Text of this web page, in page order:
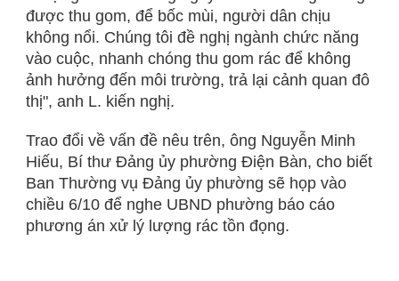
được thu gom, để bốc mùi, người dân chịu
không nổi. Chúng tôi đề nghị ngành chức năng
vào cuộc, nhanh chóng thu gom rác để không
ảnh hưởng đến môi trường, trả lại cảnh quan đô
thị", anh L. kiến nghị.
Trao đổi về vấn đề nêu trên, ông Nguyễn Minh
Hiếu, Bí thư Đảng ủy phường Điện Bàn, cho biết
Ban Thường vụ Đảng ủy phường sẽ họp vào
chiều 6/10 để nghe UBND phường báo cáo
phương án xử lý lượng rác tồn đọng.